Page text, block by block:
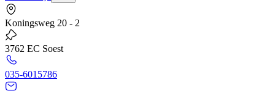
Koningsweg 20 - 2
3762 EC Soest
035-6015786